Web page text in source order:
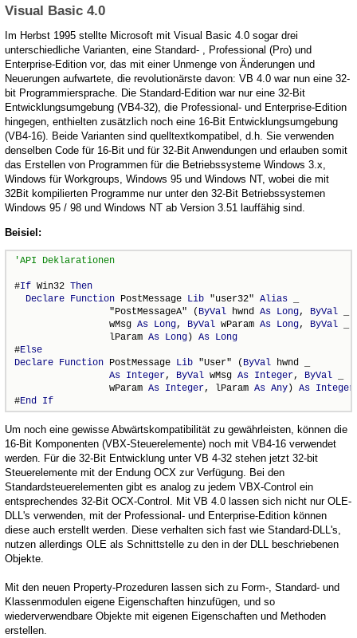
Visual Basic 4.0
Im Herbst 1995 stellte Microsoft mit Visual Basic 4.0 sogar drei
unterschiedliche Varianten, eine Standard- , Professional (Pro) und
Enterprise-Edition vor, das mit einer Unmenge von Änderungen und
Neuerungen aufwartete, die revolutionärste davon: VB 4.0 war nun eine 32-
bit Programmiersprache. Die Standard-Edition war nur eine 32-Bit
Entwicklungsumgebung (VB4-32), die Professional- und Enterprise-Edition
hingegen, enthielten zusätzlich noch eine 16-Bit Entwicklungsumgebung
(VB4-16). Beide Varianten sind quelltextkompatibel, d.h. Sie verwenden
denselben Code für 16-Bit und für 32-Bit Anwendungen und erlauben somit
das Erstellen von Programmen für die Betriebssysteme Windows 3.x,
Windows für Workgroups, Windows 95 und Windows NT, wobei die mit
32Bit kompilierten Programme nur unter den 32-Bit Betriebssystemen
Windows 95 / 98 und Windows NT ab Version 3.51 lauffähig sind.
Beisiel:
#If Win32 Then
Declare Function PostMessage Lib "user32" Alias
                 "PostMessageA" (
ByVal hwnd As Long, ByVal
                 wMsg
As Long, ByVal wParam As Long, ByVal
                 lParam
As Long) As Long
#Else
Declare Function PostMessage Lib "User" ( ByVal hwnd _
As Integer, ByVal wMsg As Integer, ByVal
                 wParam
As Integer, lParam As Any) As Integer
#End If
Um noch eine gewisse Abwärtskompatibilität zu gewährleisten, können die
16-Bit Komponenten (VBX-Steuerelemente) noch mit VB4-16 verwendet
werden. Für die 32-Bit Entwicklung unter VB 4-32 stehen jetzt 32-bit
Steuerelemente mit der Endung OCX zur Verfügung. Bei den
Standardsteuerelementen gibt es analog zu jedem VBX-Control ein
entsprechendes 32-Bit OCX-Control. Mit VB 4.0 lassen sich nicht nur OLE-
DLL's verwenden, mit der Professional- und Enterprise-Edition können
diese auch erstellt werden. Diese verhalten sich fast wie Standard-DLL's,
nutzen allerdings OLE als Schnittstelle zu den in der DLL beschriebenen
Objekte.
Mit den neuen Property-Prozeduren lassen sich zu Form-, Standard- und
Klassenmodulen eigene Eigenschaften hinzufügen, und so
wiederverwendbare Objekte mit eigenen Eigenschaften und Methoden
erstellen.